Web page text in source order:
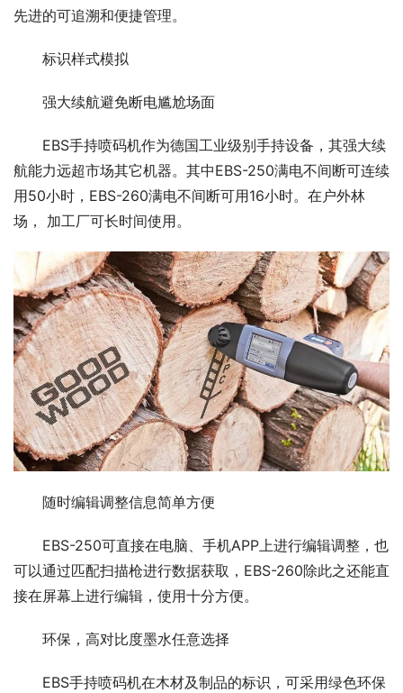
先进的可追溯和便捷管理。
标识样式模拟
强大续航避免断电尴尬场面
EBS手持喷码机作为德国工业级别手持设备，其强大续
航能力远超市场其它机器。其中EBS-250满电不间断可连续
用50小时，EBS-260满电不间断可用16小时。在户外林
场， 加工厂可长时间使用。
随时编辑调整信息简单方便
EBS-250可直接在电脑、手机APP上进行编辑调整，也
可以通过匹配扫描枪进行数据获取，EBS-260除此之还能直
接在屏幕上进行编辑，使用十分方便。
环保，高对比度墨水任意选择
EBS手持喷码机在木材及制品的标识，可采用绿色环保